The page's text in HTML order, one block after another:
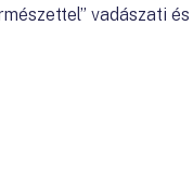
vadászati és